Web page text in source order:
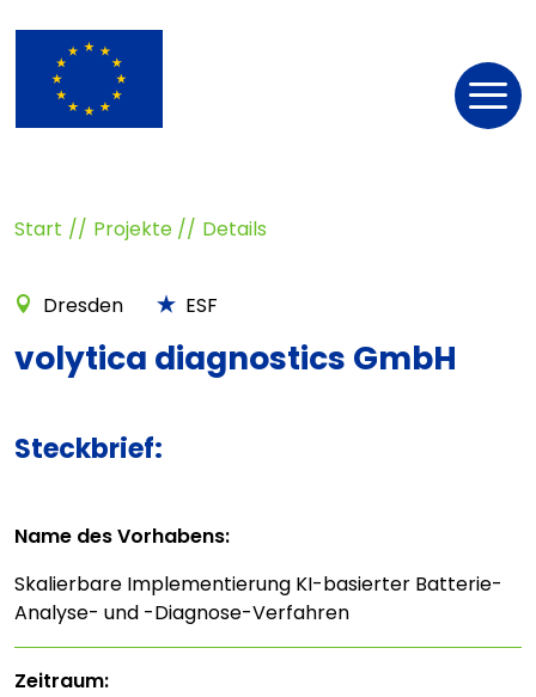
Start Projekte Details
Dresden ESF
volytica diagnostics GmbH
Steckbrief:
Name des Vorhabens:
Skalierbare Implementierung KI-basierter Batterie-
Analyse- und -Diagnose-Verfahren
Zeitraum: